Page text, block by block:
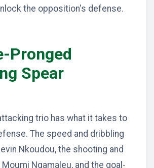
the opposition's defense.
Pronged
Spear
trio has what it takes to
The speed and dribbling
Nkoudou, the shooting and
Ngamaleu, and the goal-